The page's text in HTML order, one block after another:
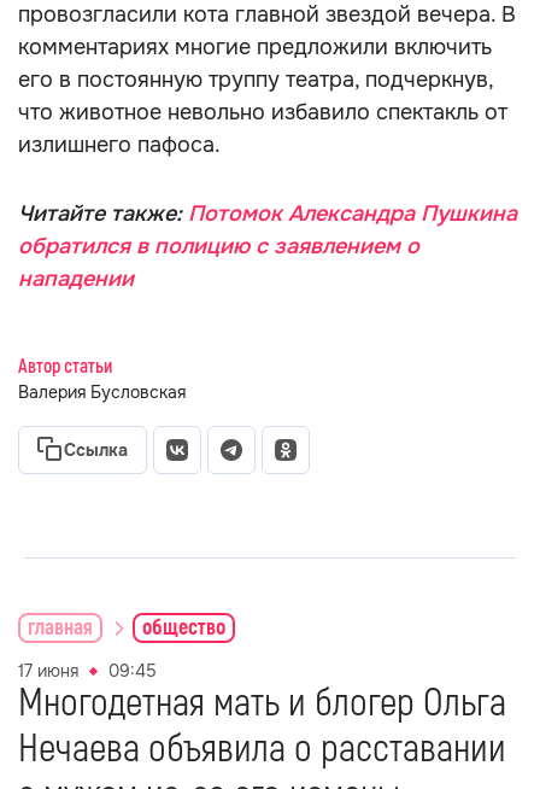
провозгласили кота главной звездой вечера. В
комментариях многие предложили включить
его в постоянную труппу театра, подчеркнув,
что животное невольно избавило спектакль от
излишнего пафоса.
Читайте также:Потомок Александра Пушкина
обратился в полицию с заявлением о
нападении
Автор статьи
Валерия Бусловская
Ссылка
главная общество
17 июня 09:45
Многодетная мать и блогер Ольга
Нечаева объявила о расставании